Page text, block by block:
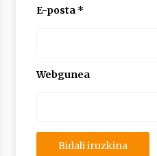
E-posta *
Webgunea